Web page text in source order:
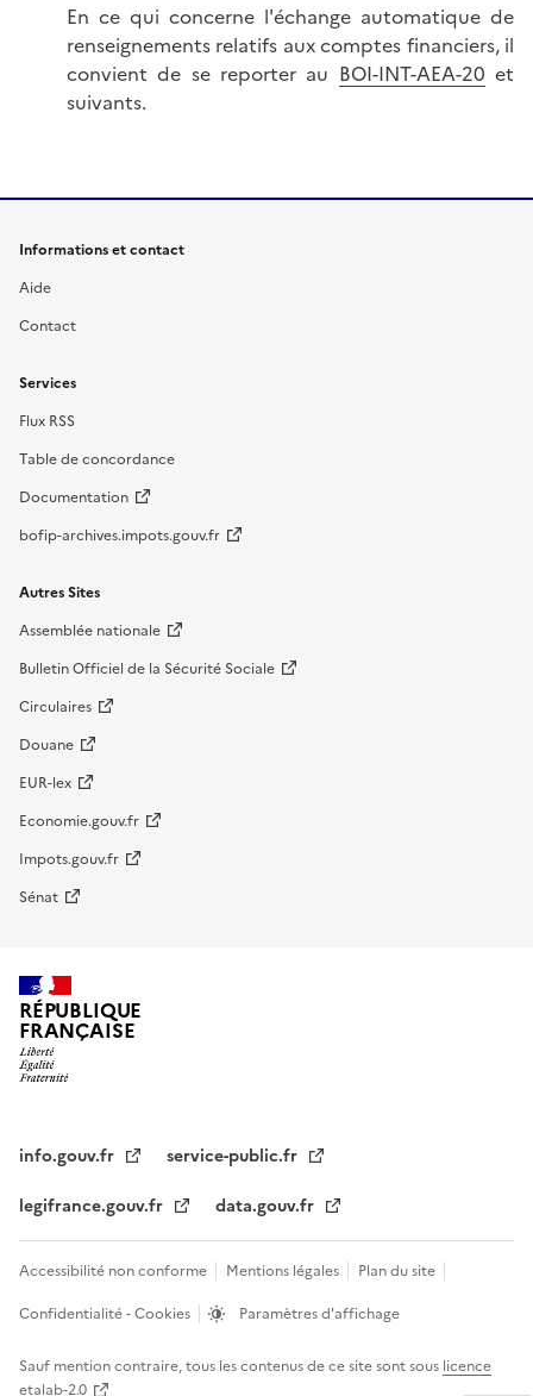
En ce qui concerne l'échange automatique de
renseignements relatifs aux comptes financiers, il
convient de se reporter au BOI-INT-AEA-20 et
suivants.
Informations et contact
Aide
Contact
Services
Flux RSS
Table de concordance
Documentation
bofip-archives.impots.gouv.fr
Autres Sites
Assemblée nationale
Bulletin Officiel de la Sécurité Sociale
Circulaires
Douane
EUR-lex
Economie.gouv.fr
Impots.gouv.fr
Sénat
RÉPUBLIQUE
FRANÇAISE
info.gouv.fr
service-public.fr
legifrance.gouv.fr
data.gouv.fr
Accessibilité non conforme Mentions légales
Plan du site
Confidentialité - Cookies
Paramètres d'affichage
Sauf mention contraire, tous les contenus de ce site sont sous licence
etalab-2.0